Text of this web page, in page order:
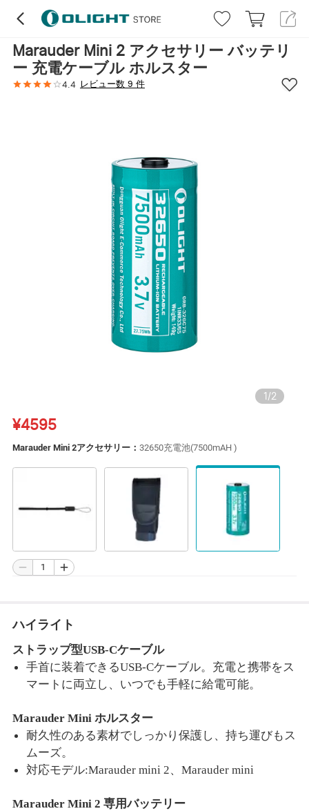
Marauder Mini 2 アクセサリー バッテリ
ー 充電ケーブル ホルスター
4.4 レビュー数 9 件
1/2
¥4595
Marauder Mini 2アクセサリー： 32650充電池(7500mAH )
ハイライト
ストラップ型USB-Cケーブル
手首に装着できるUSB-Cケーブル。 充電と携帯をス
マートに両立し、いつでも手軽に給電可能。
Marauder Mini ホルスター
耐久性のある素材でしっかり保護し、持ち運びもス
ムーズ。
対応モデル:Marauder mini 2、 Marauder mini
Marauder Mini 2 専用バッテリー